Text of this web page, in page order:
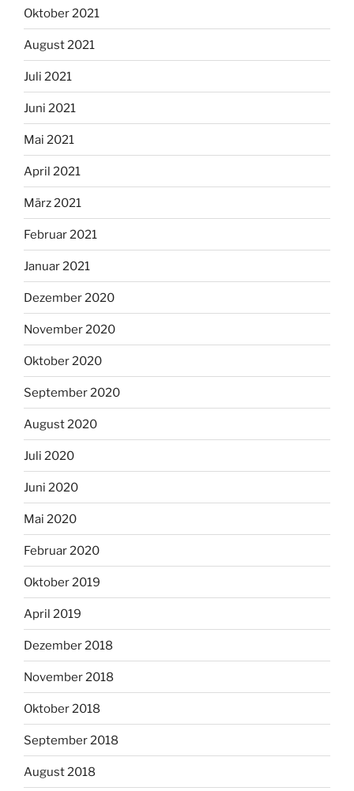
Oktober 2021
August 2021
Juli 2021
Juni 2021
Mai 2021
April 2021
März 2021
Februar 2021
Januar 2021
Dezember 2020
November 2020
Oktober 2020
September 2020
August 2020
Juli 2020
Juni 2020
Mai 2020
Februar 2020
Oktober 2019
April 2019
Dezember 2018
November 2018
Oktober 2018
September 2018
August 2018